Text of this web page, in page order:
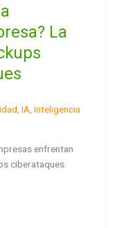
La
, IA, Inteligencia
enfrentan
ciberataques.